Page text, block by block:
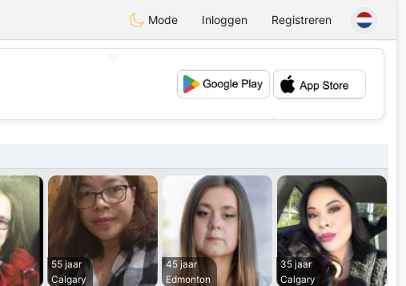
Mode Inloggen Registreren
55 jaar
Calgary
45 jaar
Edmonton
35 jaar
Calgary